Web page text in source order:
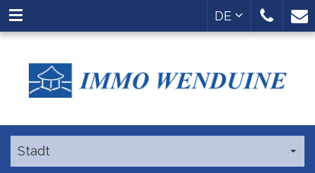
DE
Stadt